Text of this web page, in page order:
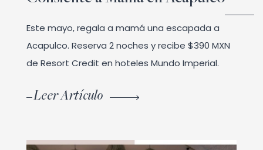
Este mayo, regala a mamá una escapada a
Acapulco. Reserva 2 noches y recibe $390 MXN
de Resort Credit en hoteles Mundo Imperial.
Leer Artículo